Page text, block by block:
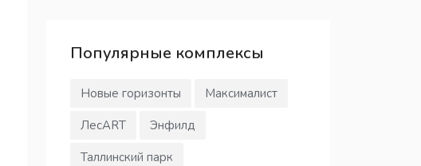
Популярные комплексы
Новые горизонты
Максималист
ЛесART
Энфилд
Таллинский парк